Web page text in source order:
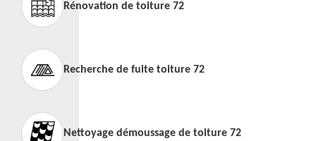
Rénovation de toiture 72
Recherche de fuite toiture 72
Nettoyage démoussage de toiture 72